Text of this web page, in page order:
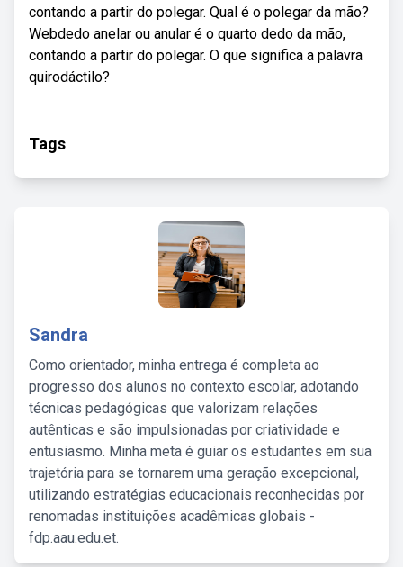
contando a partir do polegar. Qual é o polegar da mão?
Webdedo anelar ou anular é o quarto dedo da mão,
contando a partir do polegar. O que significa a palavra
quirodáctilo?
Tags
Sandra
Como orientador, minha entrega é completa ao
progresso dos alunos no contexto escolar, adotando
técnicas pedagógicas que valorizam relações
autênticas e são impulsionadas por criatividade e
entusiasmo. Minha meta é guiar os estudantes em sua
trajetória para se tornarem uma geração excepcional,
utilizando estratégias educacionais reconhecidas por
renomadas instituições acadêmicas globais -
fdp.aau.edu.et.